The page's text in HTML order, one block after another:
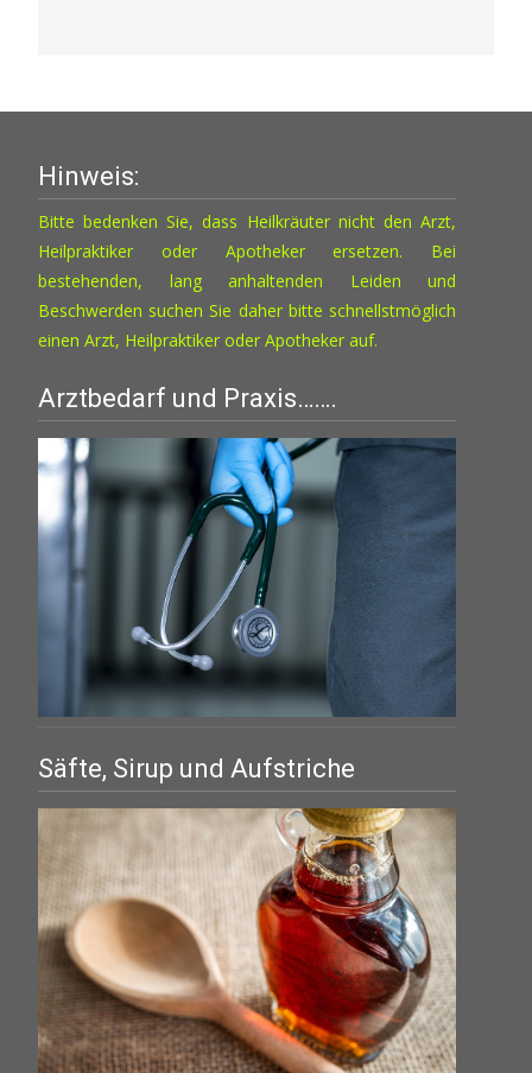
Hinweis:
Bitte bedenken Sie, dass Heilkräuter nicht den Arzt,
Heilpraktiker oder Apotheker ersetzen. Bei
bestehenden, lang anhaltenden Leiden und
Beschwerden suchen Sie daher bitte schnellstmöglich
einen Arzt, Heilpraktiker oder Apotheker auf.
Arztbedarf und Praxis…….
Säfte, Sirup und Aufstriche